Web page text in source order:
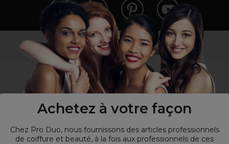
Achetez à votre façon
Chez Pro Duo, nous fournissons des articles professionnels
de coiffure et beauté, à la fois aux professionnels de ces
Vous n’êtes pas un professionnel ?
Visitez notre site pour les particuliers!